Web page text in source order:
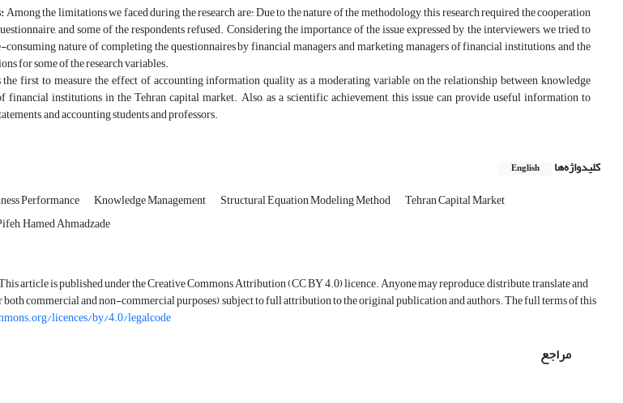
Among the limitations we faced during the research are: Due to the nature of the methodology, this research required the cooperation
and some of the respondents refused. Considering the importance of the issue expressed by the interviewers, we tried to
nature of completing the questionnaires by financial managers and marketing managers of financial institutions, and the
for some of the research variables.
the first to measure the effect of accounting information quality as a moderating variable on the relationship between knowledge
financial institutions in the Tehran capital market. Also, as a scientific achievement, this issue can provide useful information to
and accounting students and professors.
کلیدواژه‌ها English
Performance Knowledge Management Structural Equation Modeling Method
Tehran Capital Market
Hamed Ahmadzade
article is published under the Creative Commons Attribution (CC BY 4.0) licence. Anyone may reproduce, distribute, translate and
commercial and non-commercial purposes), subject to full attribution to the original publication and authors. The full terms of this
licences/by/4.0/legalcode
مراجع